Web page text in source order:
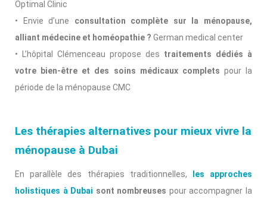
Optimal Clinic
• Envie d’une consultation complète sur la ménopause,
alliant médecine et homéopathie ? German medical center
• L’hôpital Clémenceau propose des traitements dédiés à
votre bien-être et des soins médicaux complets pour la
période de la ménopause CMC
Les thérapies alternatives pour mieux vivre la
ménopause à Dubai
En parallèle des thérapies traditionnelles,
les approches
holistiques à Dubai sont nombreuses pour accompagner la